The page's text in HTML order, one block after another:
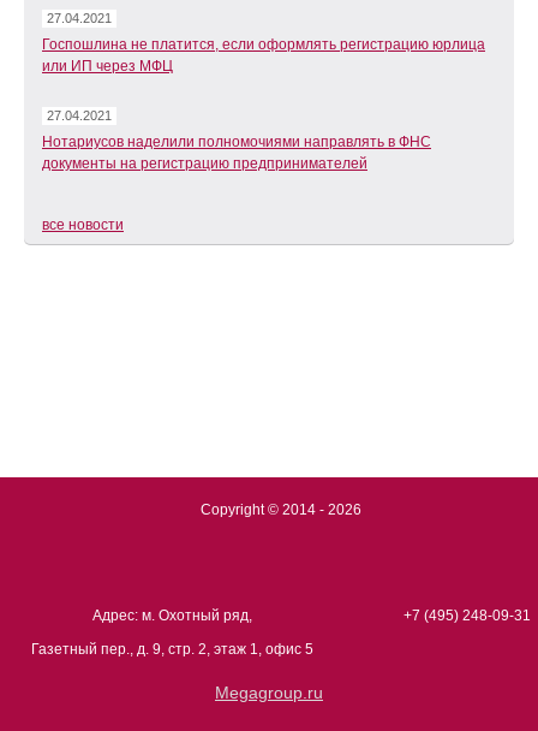
27.04.2021
Госпошлина не платится, если оформлять регистрацию юрлица
или ИП через МФЦ
27.04.2021
Нотариусов наделили полномочиями направлять в ФНС
документы на регистрацию предпринимателей
все новости
Copyright © 2014 - 2026
Адрес: м. Охотный ряд,
Газетный пер., д. 9, стр. 2, этаж 1, офис 5
+7 (495) 248-09-31
Megagroup.ru